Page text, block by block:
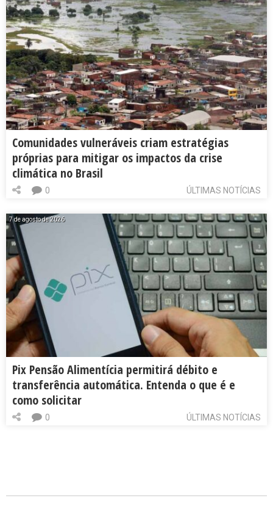
Comunidades vulneráveis criam estratégias
próprias para mitigar os impactos da crise
climática no Brasil
ÚLTIMAS NOTÍCIAS
0
7 de agosto de 2026
Pix Pensão Alimentícia permitirá débito e
transferência automática. Entenda o que é e
como solicitar
ÚLTIMAS NOTÍCIAS
0